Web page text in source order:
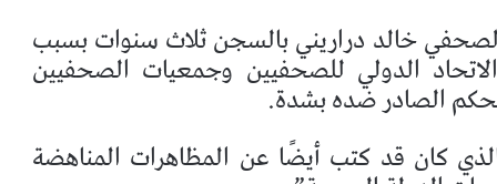
خالد دراريني بالسجن ثلاث سنوات بسبب
الدولي للصحفيين وجمعيات الصحفيين
الصادر ضده بشدة.
كان قد كتب أيضًا عن المظاهرات المناهضة